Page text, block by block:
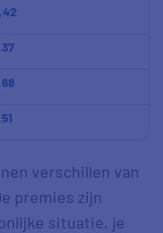
,42
,37
,68
,51
verschillen van
premies zijn
situatie, je